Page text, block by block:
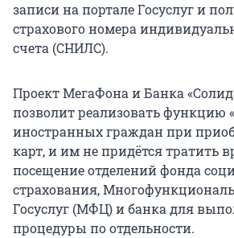
записи на портале Госуслуг и
страхового номера
счета (СНИЛС).
Проект МегаФона и Банка
позволит реализовать функцию
иностранных граждан при
карт, и им не придётся тратить
посещение отделений фонда
страхования,
Госуслуг (МФЦ) и банка для
процедуры по отдельности.